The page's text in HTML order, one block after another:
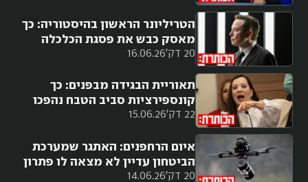
20 דק' 16.06.26
הטריליונר הראשון בהיסטוריה: כך
מאסק כבש את פסגת הכלכלה
העולמית
22 דק' 15.06.26
תאוריית הבגידה מבפנים: כך
קונספירציות סביב הטבח נהפכו
לנשק פוליטי
20 דק' 14.06.26
איום הרחפנים: האתגר שמערכת
הביטחון עדיין לא מצאה לו פתרון